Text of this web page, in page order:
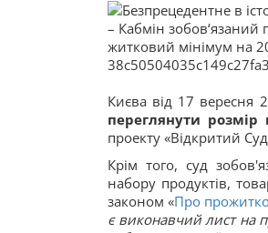
Києва від 17 вересня
переглянути
проекту «Відкритий
Крім того, суд
набору продуктів,
законом «Про
є виконавчий лист на